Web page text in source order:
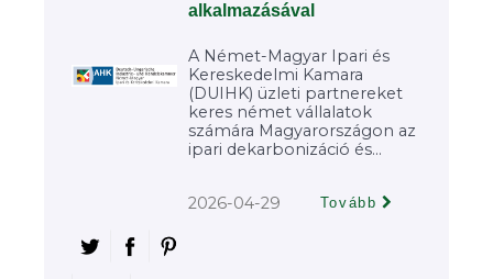
alkalmazásával
A Német-Magyar Ipari és
Kereskedelmi Kamara
(DUIHK) üzleti partnereket
keres német vállalatok
számára Magyarországon az
ipari dekarbonizáció és...
2026-04-29 Tovább